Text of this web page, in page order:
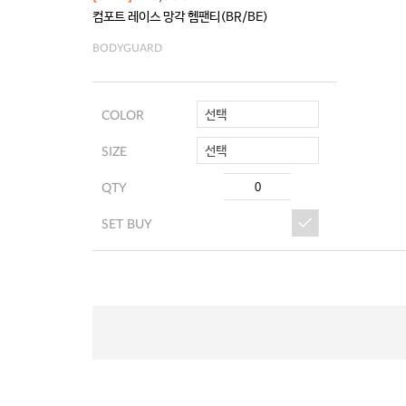
컴포트 레이스 망각 헴팬티(BR/BE)
BODYGUARD
COLOR 선택
SIZE 선택
QTY
SET BUY